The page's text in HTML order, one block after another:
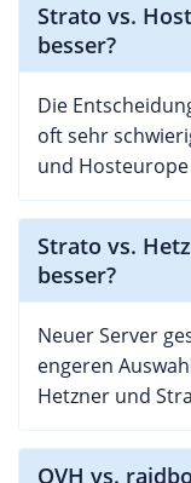
Strato vs.
besser?
Die
oft sehr
und Hosteurope
Strato vs.
besser?
Neuer Server
engeren
Hetzner und
OVH vs.